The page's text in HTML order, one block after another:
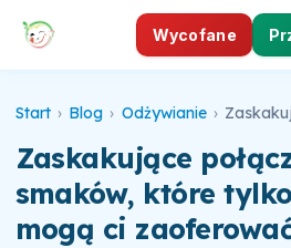
Wycofane
Start › Blog › Odżywianie ›
Zaskakujące
smaków, które
mogą ci